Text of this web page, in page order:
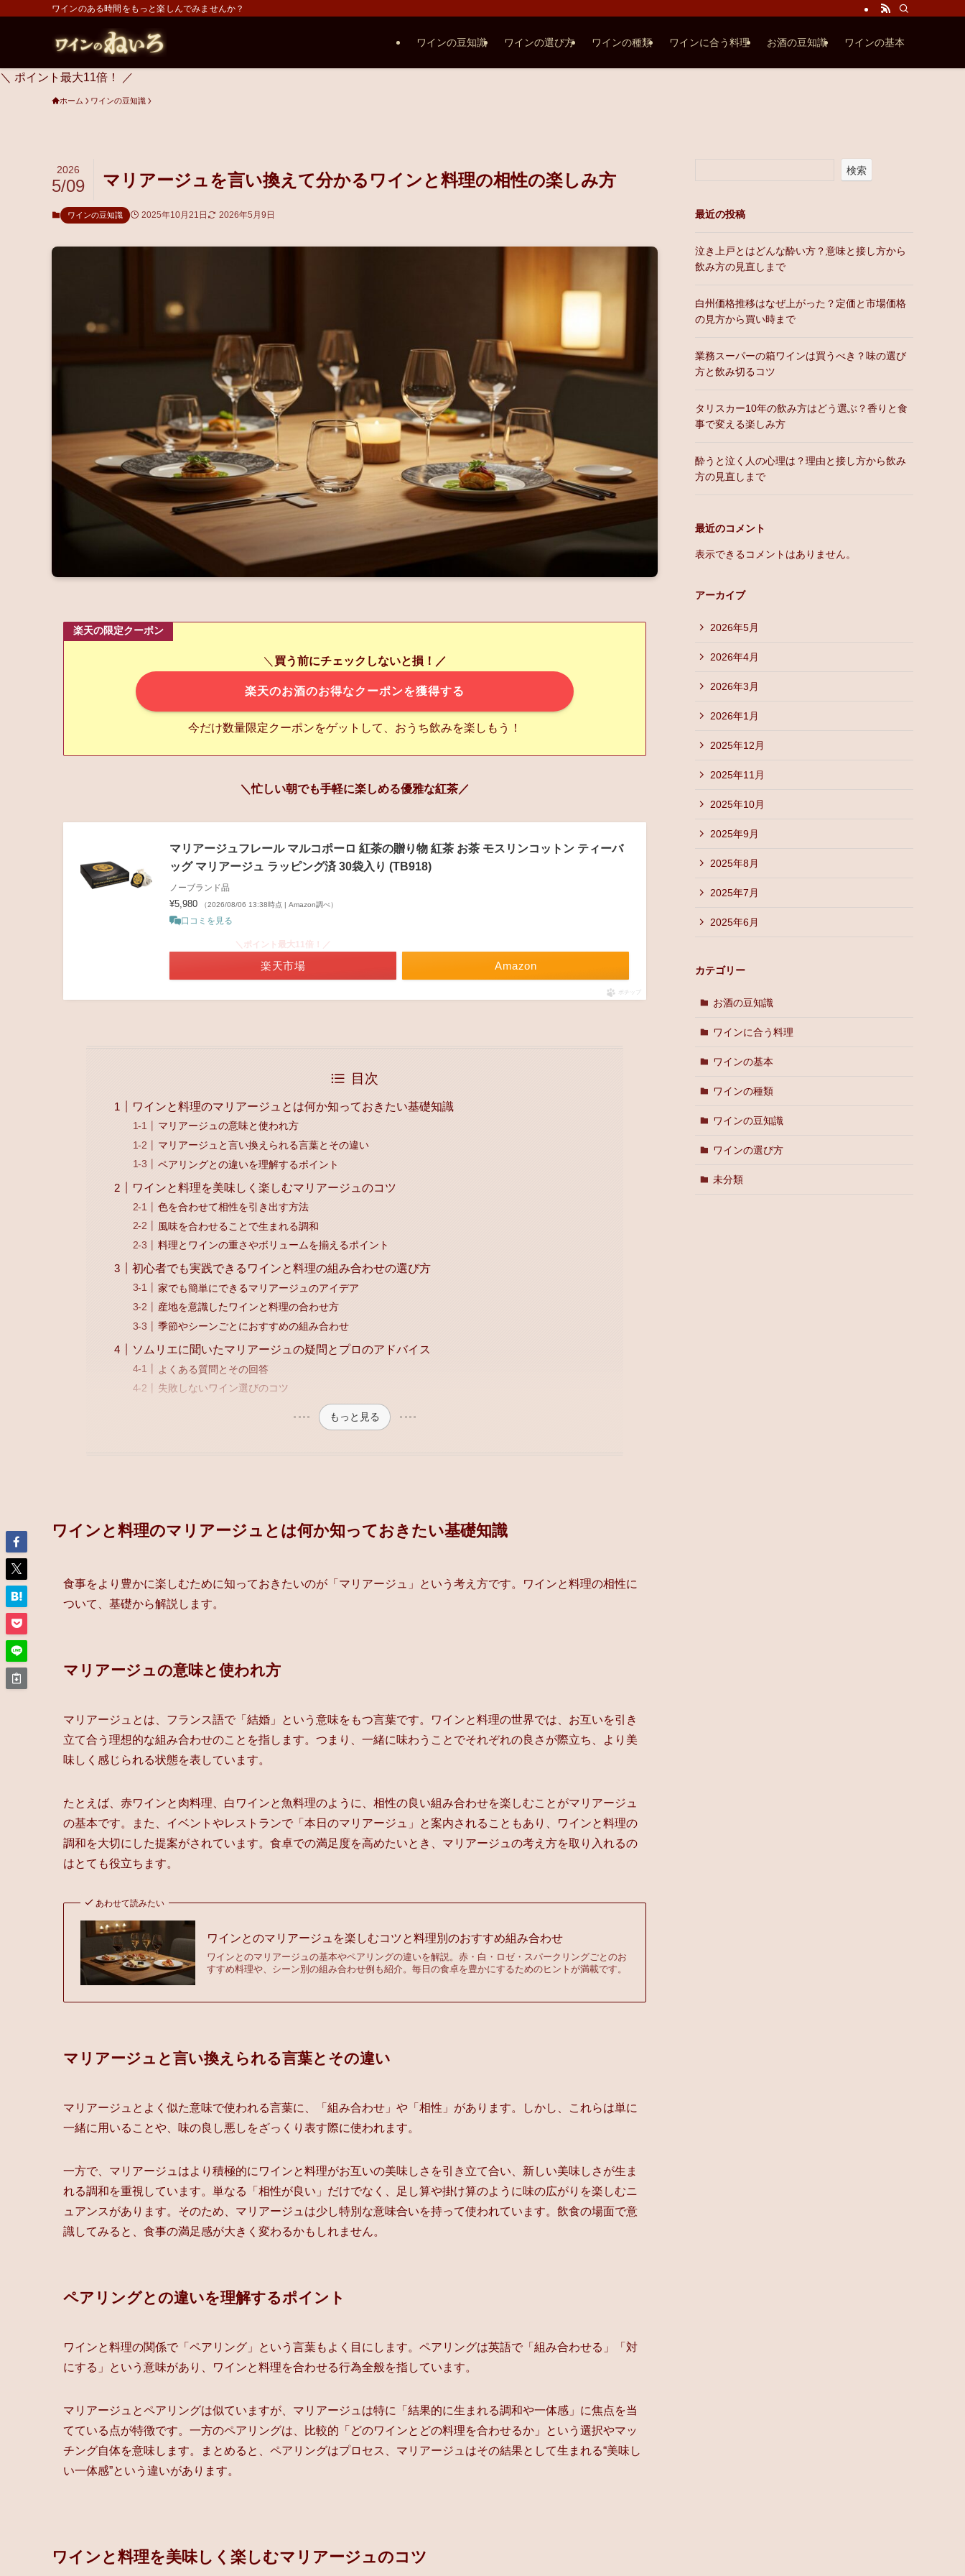
ワインのある時間をもっと楽しんでみませんか？
ワインの豆知識 ワインの選び方 ワインの種類 ワインに合う料理 お酒の豆知識 ワインの基本
＼ ポイント最大11倍！ ／
ホーム ワインの豆知識
マリアージュを言い換えて分かるワインと料理の相性の楽しみ方
2026
5/09
ワインの豆知識 2025年10月21日 2026年5月9日
楽天の限定クーポン
＼ 買う前にチェックしないと損！／
楽天のお酒のお得なクーポンを獲得する
今だけ数量限定クーポンをゲットして、おうち飲みを楽しもう！
＼忙しい朝でも手軽に楽しめる優雅な紅茶／
マリアージュフレール マルコポーロ 紅茶の贈り物 紅茶 お茶 モスリンコットン ティーバ
ッグ マリアージュ ラッピング済 30袋入り (TB918)
ノーブランド品
¥5,980 （2026/08/06 13:38時点 | Amazon調べ）
口コミを見る
Amazon
＼ポイント最大11倍！／
楽天市場
ポチップ
目次
ワインと料理のマリアージュとは何か知っておきたい基礎知識
マリアージュの意味と使われ方
マリアージュと言い換えられる言葉とその違い
ペアリングとの違いを理解するポイント
ワインと料理を美味しく楽しむマリアージュのコツ
色を合わせて相性を引き出す方法
風味を合わせることで生まれる調和
料理とワインの重さやボリュームを揃えるポイント
初心者でも実践できるワインと料理の組み合わせの選び方
家でも簡単にできるマリアージュのアイデア
産地を意識したワインと料理の合わせ方
季節やシーンごとにおすすめの組み合わせ
ソムリエに聞いたマリアージュの疑問とプロのアドバイス
よくある質問とその回答
失敗しないワイン選びのコツ
もっと見る
ワインと料理のマリアージュとは何か知っておきたい基礎知識
食事をより豊かに楽しむために知っておきたいのが「マリアージュ」という考え方です。ワインと料理の相性に
ついて、基礎から解説します。
マリアージュの意味と使われ方
マリアージュとは、フランス語で「結婚」という意味をもつ言葉です。ワインと料理の世界では、お互いを引き
立て合う理想的な組み合わせのことを指します。つまり、一緒に味わうことでそれぞれの良さが際立ち、より美
味しく感じられる状態を表しています。
たとえば、赤ワインと肉料理、白ワインと魚料理のように、相性の良い組み合わせを楽しむことがマリアージュ
の基本です。また、イベントやレストランで「本日のマリアージュ」と案内されることもあり、ワインと料理の
調和を大切にした提案がされています。食卓での満足度を高めたいとき、マリアージュの考え方を取り入れるの
はとても役立ちます。
あわせて読みたい
ワインとのマリアージュを楽しむコツと料理別のおすすめ組み合わせ
ワインとのマリアージュの基本やペアリングの違いを解説。赤・白・ロゼ・スパークリングごとのお
すすめ料理や、シーン別の組み合わせ例も紹介。毎日の食卓を豊かにするためのヒントが満載です。
マリアージュと言い換えられる言葉とその違い
マリアージュとよく似た意味で使われる言葉に、「組み合わせ」や「相性」があります。しかし、これらは単に
一緒に用いることや、味の良し悪しをざっくり表す際に使われます。
一方で、マリアージュはより積極的にワインと料理がお互いの美味しさを引き立て合い、新しい美味しさが生ま
れる調和を重視しています。単なる「相性が良い」だけでなく、足し算や掛け算のように味の広がりを楽しむニ
ュアンスがあります。そのため、マリアージュは少し特別な意味合いを持って使われています。飲食の場面で意
識してみると、食事の満足感が大きく変わるかもしれません。
ペアリングとの違いを理解するポイント
ワインと料理の関係で「ペアリング」という言葉もよく目にします。ペアリングは英語で「組み合わせる」「対
にする」という意味があり、ワインと料理を合わせる行為全般を指しています。
マリアージュとペアリングは似ていますが、マリアージュは特に「結果的に生まれる調和や一体感」に焦点を当
てている点が特徴です。一方のペアリングは、比較的「どのワインとどの料理を合わせるか」という選択やマッ
チング自体を意味します。まとめると、ペアリングはプロセス、マリアージュはその結果として生まれる“美味し
い一体感”という違いがあります。
ワインと料理を美味しく楽しむマリアージュのコツ
検索
最近の投稿
泣き上戸とはどんな酔い方？意味と接し方から
飲み方の見直しまで
白州価格推移はなぜ上がった？定価と市場価格
の見方から買い時まで
業務スーパーの箱ワインは買うべき？味の選び
方と飲み切るコツ
タリスカー10年の飲み方はどう選ぶ？香りと食
事で変える楽しみ方
酔うと泣く人の心理は？理由と接し方から飲み
方の見直しまで
最近のコメント
表示できるコメントはありません。
アーカイブ
2026年5月
2026年4月
2026年3月
2026年1月
2025年12月
2025年11月
2025年10月
2025年9月
2025年8月
2025年7月
2025年6月
カテゴリー
お酒の豆知識
ワインに合う料理
ワインの基本
ワインの種類
ワインの豆知識
ワインの選び方
未分類